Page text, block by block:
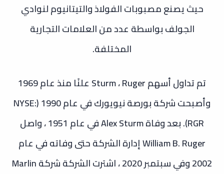
حيث يصنع مصبوبات الفولاذ والتيتانيوم لنوادي
الجولف بواسطة عدد من العلامات التجارية
المختلفة.
تم تداول أسهم Sturm ، Ruger علنًا منذ عام 1969
وأصبحت شركة بورصة نيويورك في عام 1990 (NYSE:
RGR). بعد وفاة Alex Sturm في عام 1951 ، واصل
William B. Ruger إدارة الشركة حتى وفاته في عام
2002
وفي سبتمبر 2020 ، اشترت الشركة شركة Marlin